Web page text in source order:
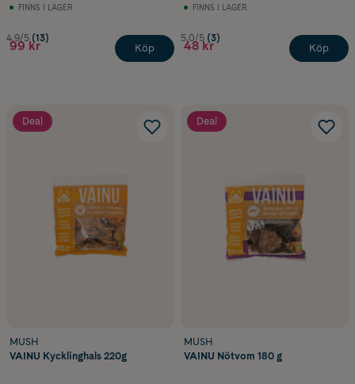
FINNS I LAGER
4.9/5 (13)
99 kr Köp
FINNS I LAGER
5.0/5 (3)
48 kr Köp
Deal
MUSH
VAINU Kycklinghals 220g
Deal
MUSH
VAINU Nötvom 180 g